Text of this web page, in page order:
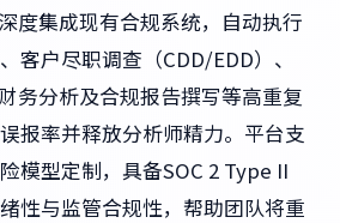
度集成现有合规系统，自动执行
客户尽职调查（CDD/EDD）、
务分析及合规报告撰写等高重复
报率并释放分析师精力。平台支
模型定制，具备SOC 2 Type II
性与监管合规性，帮助团队将重